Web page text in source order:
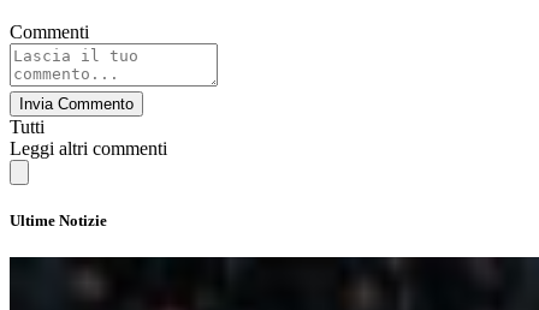
Commenti
Invia Commento
Tutti
Leggi altri commenti
Ultime Notizie